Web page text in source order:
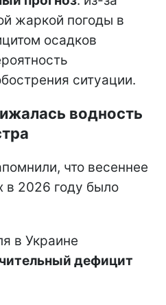
жаркой погоды в
осадков
ситуации.
водность
что весеннее
в 2026 году было
в Украине
дефицит